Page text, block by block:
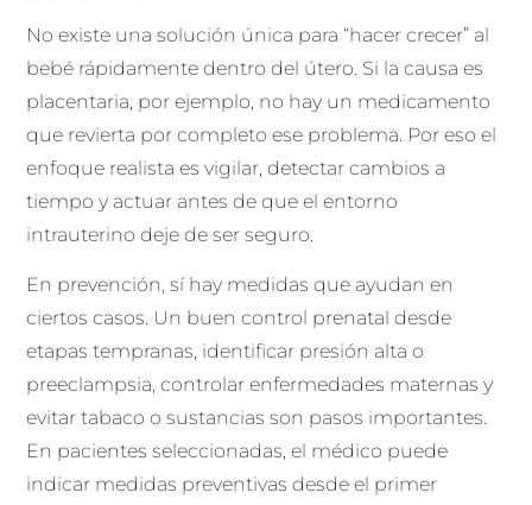
No existe una solución única para “hacer crecer” al
bebé rápidamente dentro del útero. Si la causa es
placentaria, por ejemplo, no hay un medicamento
que revierta por completo ese problema. Por eso el
enfoque realista es vigilar, detectar cambios a
tiempo y actuar antes de que el entorno
intrauterino deje de ser seguro.
En prevención, sí hay medidas que ayudan en
ciertos casos. Un buen control prenatal desde
etapas tempranas, identificar presión alta o
preeclampsia, controlar enfermedades maternas y
evitar tabaco o sustancias son pasos importantes.
En pacientes seleccionadas, el médico puede
indicar medidas preventivas desde el primer